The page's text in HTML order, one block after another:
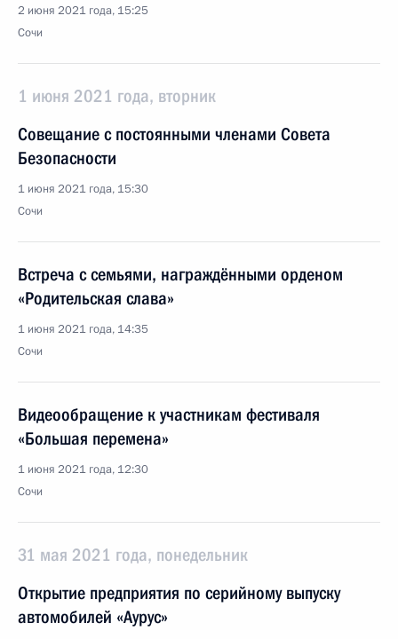
2 июня 2021 года, 15:25
Сочи
1 июня 2021 года, вторник
Совещание с постоянными членами Совета
Безопасности
1 июня 2021 года, 15:30
Сочи
Встреча с семьями, награждёнными орденом
«Родительская слава»
1 июня 2021 года, 14:35
Сочи
Видеообращение к участникам фестиваля
«Большая перемена»
1 июня 2021 года, 12:30
Сочи
31 мая 2021 года, понедельник
Открытие предприятия по серийному выпуску
автомобилей «Аурус»